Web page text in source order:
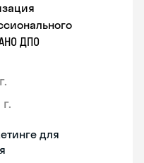
ДПО
г.
для